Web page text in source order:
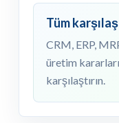
Tüm
CRM, ERP,
üretim
karşılaştırın.